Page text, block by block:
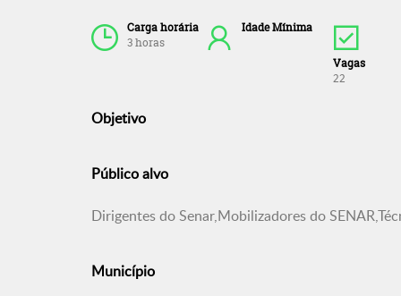
Carga horária
3 horas
Idade Mínima
Vagas
22
Objetivo
Público alvo
Dirigentes do Senar,Mobilizadores do
Município